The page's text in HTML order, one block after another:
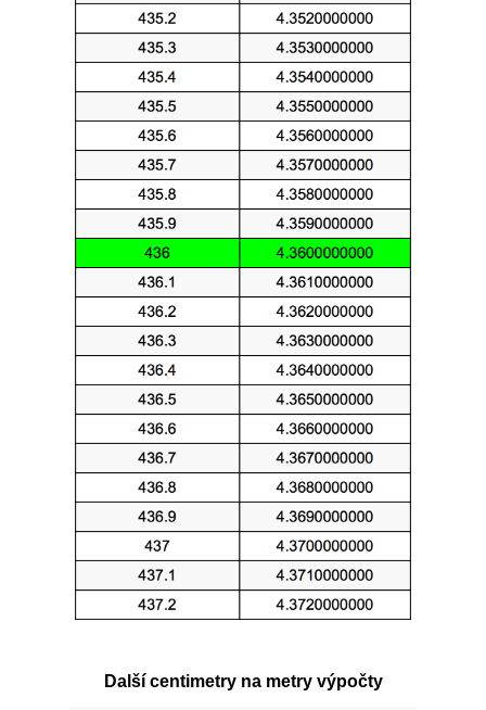
Další centimetry na metry výpočty